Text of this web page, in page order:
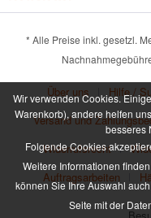
* Alle Preise inkl. gesetzl.
Über uns Hilfe /
Versand und
Widerrufsrecht
Auftragsarbeiten
Wir verwenden Cookies.
Warenkorb), andere helfen
besseres
Folgende Cookies
Weitere Informationen
können Sie Ihre Auswahl
Seite mit der